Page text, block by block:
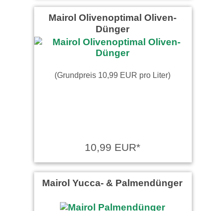
Mairol Olivenoptimal Oliven-
Dünger
(Grundpreis 10,99 EUR pro Liter)
10,99 EUR*
Mairol Yucca- & Palmendünger